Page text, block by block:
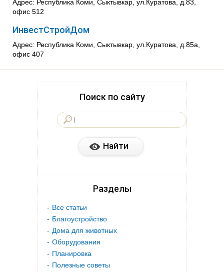
Адрес: Республика Коми, Сыктывкар, ул.Куратова, д.83,
офис 512
ИнвестСтройДом
Адрес: Республика Коми, Сыктывкар, ул.Куратова, д.85а,
офис 407
Поиск по сайту
Разделы
Все статьи
Благоустройство
Дома для животных
Оборудования
Планировка
Полезные советы